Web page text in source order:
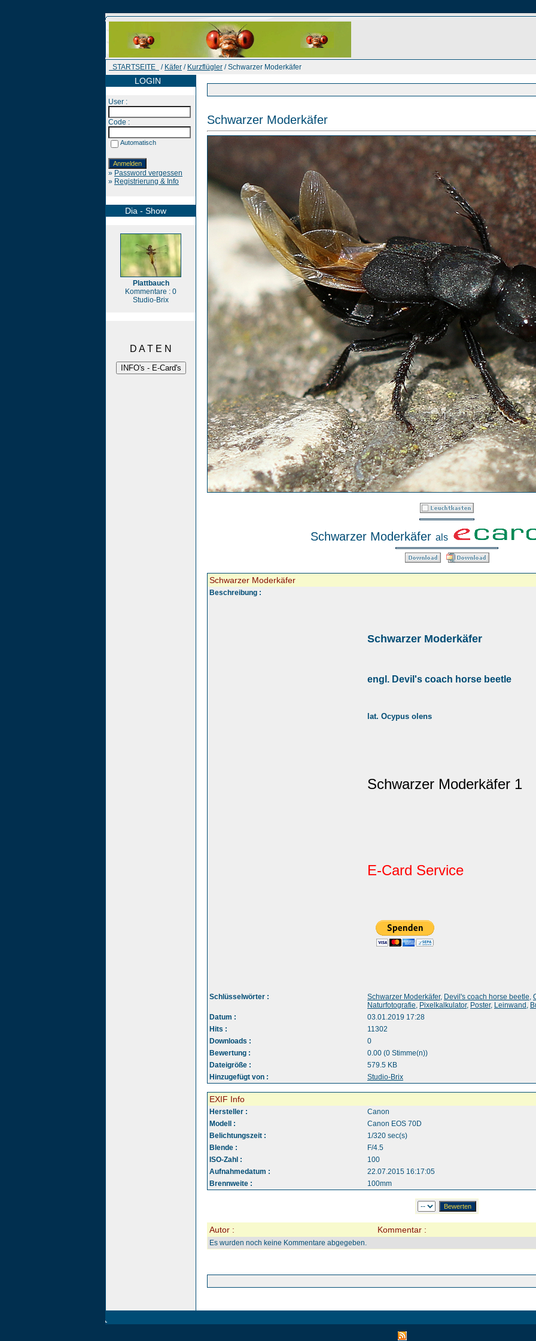
STARTSEITE / Käfer / Kurzflügler / Schwarzer Moderkäfer
LOGIN
User :
Code :
Automatisch
» Password vergessen
» Registrierung & Info
Dia - Show
Plattbauch
Kommentare : 0
Studio-Brix
D A T E N
Schwarzer Moderkäfer
Schwarzer Moderkäfer als
Schwarzer Moderkäfer
Beschreibung :
Schwarzer Moderkäfer
engl. Devil's coach horse beetle
lat. Ocypus olens
Schwarzer Moderkäfer 1
E-Card Service
Schlüsselwörter : Schwarzer Moderkäfer, Devil's coach horse beetle,
Naturfotografie, Pixelkalkulator, Poster, Leinwand ,
Datum :
03.01.2019 17:28
Hits :
11302
Downloads :
0
Bewertung :
0.00 (0 Stimme(n))
Dateigröße :
579.5 KB
Hinzugefügt von :
Studio-Brix
EXIF Info
Hersteller :
Canon
Modell :
Canon EOS 70D
Belichtungszeit :
1/320 sec(s)
Blende :
F/4.5
ISO-Zahl :
100
Aufnahmedatum :
22.07.2015 16:17:05
Brennweite :
100mm
Autor : Kommentar :
Es wurden noch keine Kommentare abgegeben.